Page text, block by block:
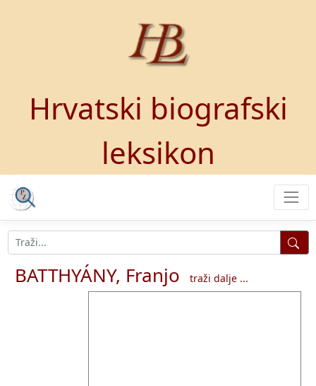
Hrvatski biografski
leksikon
BATTHYÁNY, Franjo traži dalje ...